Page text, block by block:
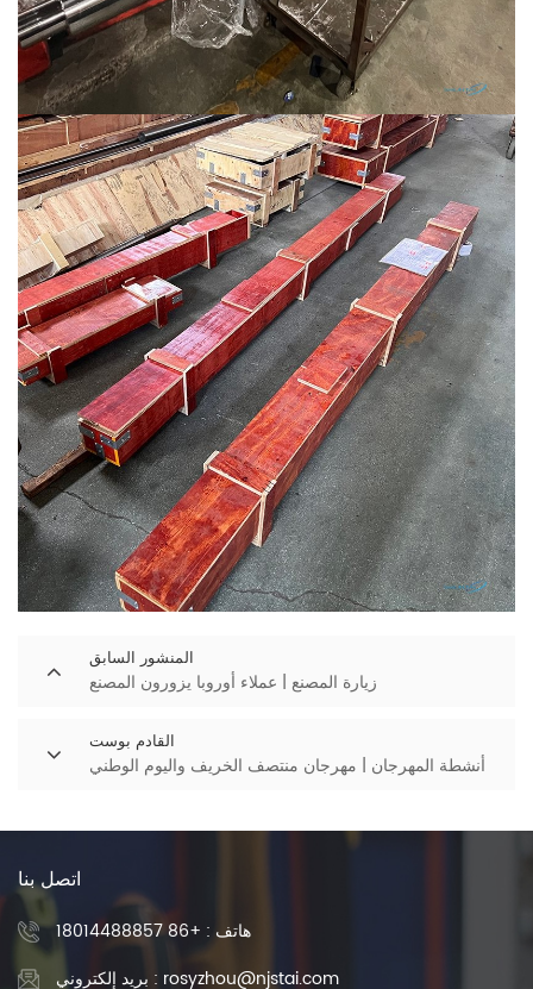
المنشور السابق
زيارة المصنع | عملاء أوروبا يزورون المصنع
القادم بوست
أنشطة المهرجان | مهرجان منتصف الخريف واليوم الوطني
اتصل بنا
هاتف : +86 18014488857
بريد إلكتروني : rosyzhou@njstai.com